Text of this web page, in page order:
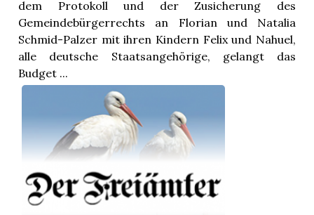
dem Protokoll und der Zusicherung des
Gemeindebürgerrechts an Florian und Natalia
Schmid-Palzer mit ihren Kindern Felix und Nahuel,
alle deutsche Staatsangehörige, gelangt das
Budget ...